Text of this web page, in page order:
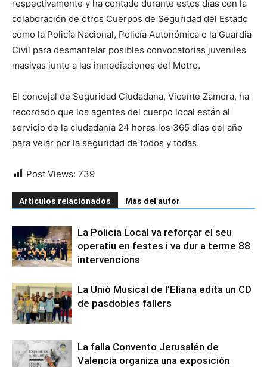
respectivamente y ha contado durante estos días con la
colaboración de otros Cuerpos de Seguridad del Estado
como la Policía Nacional, Policía Autonómica o la Guardia
Civil para desmantelar posibles convocatorias juveniles
masivas junto a las inmediaciones del Metro.
El concejal de Seguridad Ciudadana, Vicente Zamora, ha
recordado que los agentes del cuerpo local están al
servicio de la ciudadanía 24 horas los 365 días del año
para velar por la seguridad de todos y todas.
Post Views: 739
Artículos relacionados Más del autor
La Policia Local va reforçar el seu
operatiu en festes i va dur a terme 88
intervencions
La Unió Musical de l’Eliana edita un CD
de pasdobles fallers
La falla Convento Jerusalén de
Valencia organiza una exposición